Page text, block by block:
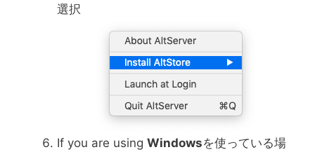
選択
If you are using Windowsを使っている場